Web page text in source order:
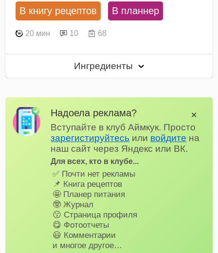
В книгу рецептов В планнер
20 мин 10 68
Ингредиенты
Надоела реклама?
Вступайте в клуб Аймкук. Просто
зарегистируйтесь или войдите на
наш сайт через Яндекс или ВК.
Для всех, кто в клубе...
✅ Почти нет рекламы
📌 Книга рецептов
🤩 Планер питания
🤓 Журнал
😗 Страница профиля
😋 Фотоотчеты
😃 Комментарии
и многое другое…
✕